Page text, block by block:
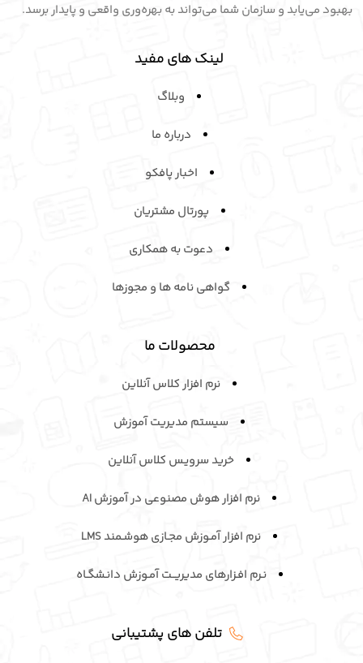
بهبود می‌یابد و سازمان شما می‌تواند به بهره‌وری واقعی و پایدار برسد.
لینک های مفید
وبلاگ
درباره ما
اخبار پافکو
پورتال مشتریان
دعوت به همکاری
گواهی نامه ها و مجوزها
محصولات ما
نرم افزار کلاس آنلاین
سیستم مدیریت آموزش
خرید سرویـس کلاس آنلاین
نرم افزار هوش مصنوعی در آموزش AI
نرم افزار آمـوزش مجـازی هوشـمند LMS
نـرم افـزارهای مدیریــت آمـوزش دانـشگـاه
تلفن های پشتیبانی